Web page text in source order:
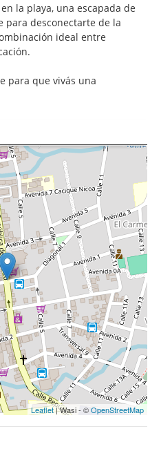
la playa, una escapada de
para desconectarte de la
ideal entre
para que vivás una
Leaflet| Wasi - ©OpenStreetMap